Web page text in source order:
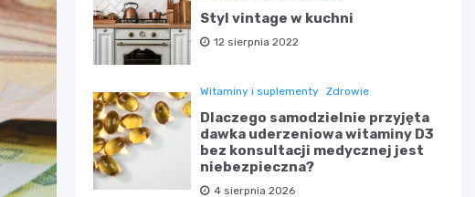
Styl vintage w kuchni
12 sierpnia 2022
Witaminy i suplementy Zdrowie
Dlaczego samodzielnie przyjęta
dawka uderzeniowa witaminy D3
bez konsultacji medycznej jest
niebezpieczna?
4 sierpnia 2026